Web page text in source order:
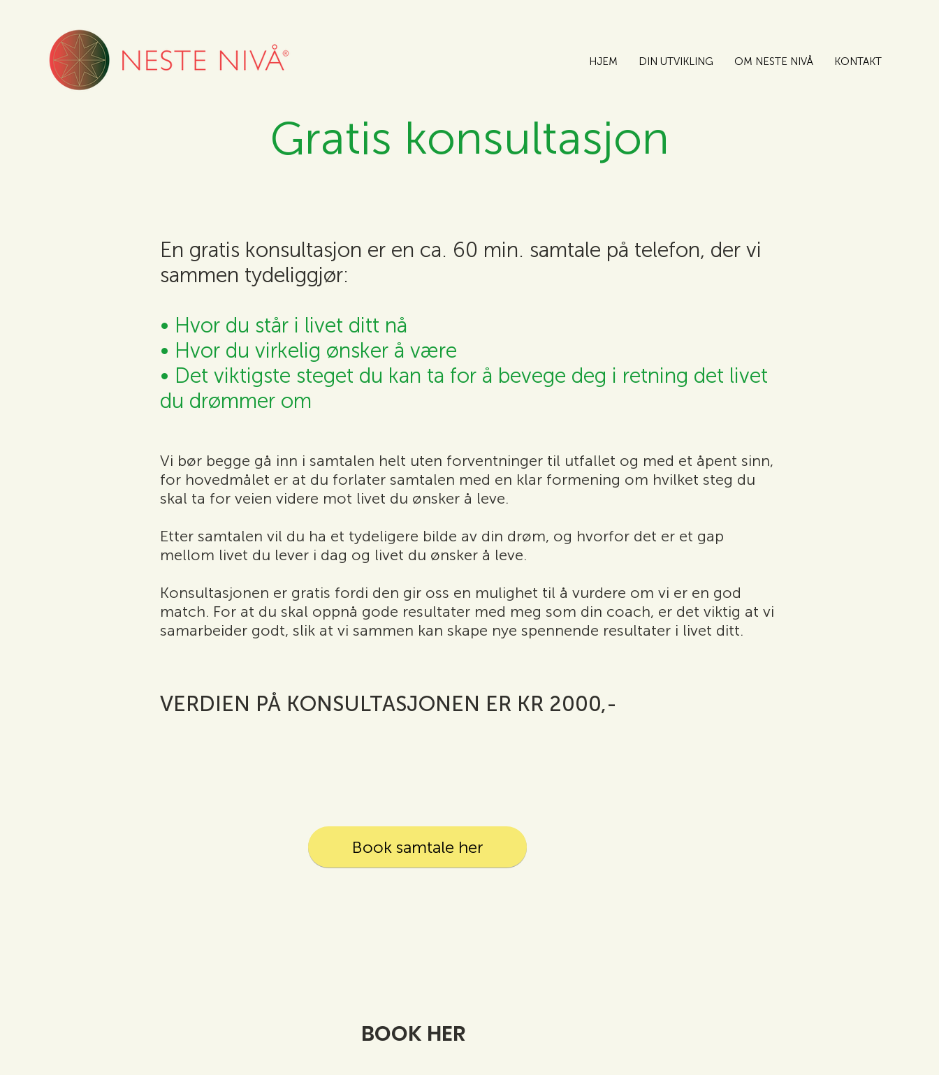
HJEM DIN UTVIKLING OM NESTE NIVÅ KONTAKT
Gratis konsultasjon
En gratis konsultasjon er en ca. 60 min. samtale på telefon, der vi
sammen tydeliggjør:
• Hvor du står i livet ditt nå
• Hvor du virkelig ønsker å være
• Det viktigste steget du kan ta for å bevege deg i retning det livet
du drømmer om
Vi bør begge gå inn i samtalen helt uten forventninger til utfallet og med et åpent sinn,
for hovedmålet er at du forlater samtalen med en klar formening om hvilket steg du
skal ta for veien videre mot livet du ønsker å leve.
Etter samtalen vil du ha et tydeligere bilde av din drøm, og hvorfor det er et gap
mellom livet du lever i dag og livet du ønsker å leve.
Konsultasjonen er gratis fordi den gir oss en mulighet til å vurdere om vi er en god
match. For at du skal oppnå gode resultater med meg som din coach, er det viktig at vi
samarbeider godt, slik at vi sammen kan skape nye spennende resultater i livet ditt.
VERDIEN PÅ KONSULTASJONEN ER KR 2000,-
Book samtale her
BOOK HER